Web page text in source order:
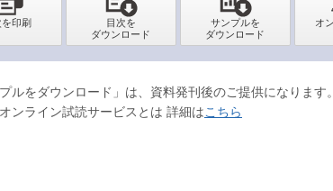
ルをダウンロード」は、資料発刊後のご提供になります。
オンライン試読サービスとは 詳細はこちら